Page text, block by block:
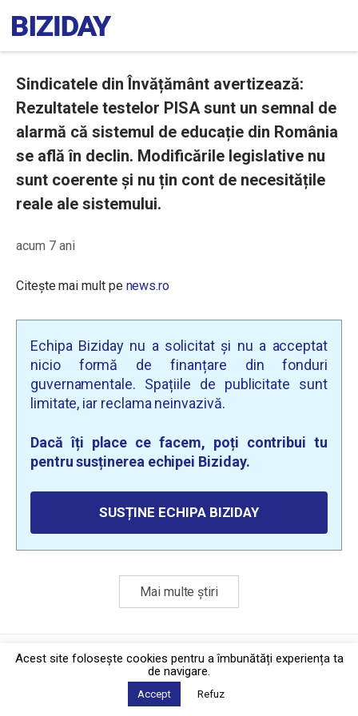
Sindicatele din Învățământ avertizează:
Rezultatele testelor PISA sunt un semnal de
alarmă că sistemul de educație din România
se află în declin. Modificările legislative nu
sunt coerente și nu țin cont de necesitățile
reale ale sistemului.
acum 7 ani
Citește mai mult pe news.ro
Echipa Biziday nu a solicitat și nu a acceptat
nicio formă de finanțare din fonduri
guvernamentale. Spațiile de publicitate sunt
limitate, iar reclama neinvazivă.
Dacă îți place ce facem, poți contribui tu
pentru susținerea echipei Biziday.
SUSȚINE ECHIPA BIZIDAY
Mai multe știri
Politica de confidențialitate·Contact
2026 © Biziday
Acest site foloseşte cookies pentru a îmbunătăți experiența ta
de navigare.
Accept Refuz